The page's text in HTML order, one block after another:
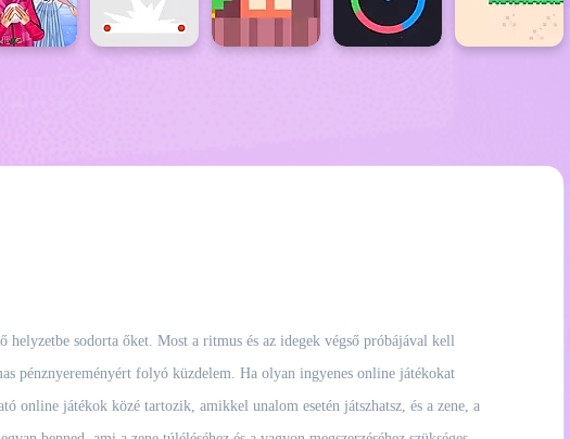
helyzetbe sodorta őket. Most a ritmus és az idegek végső próbájával kell
pénznyereményért folyó küzdelem. Ha olyan ingyenes online játékokat
online játékok közé tartozik, amikkel unalom esetén játszhatsz, és a zene, a